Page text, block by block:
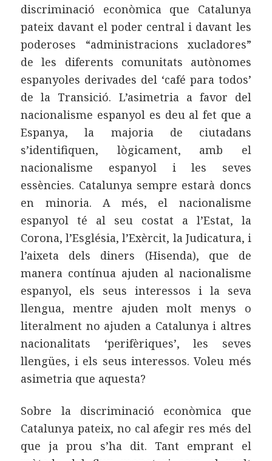
discriminació econòmica que Catalunya
pateix davant el poder central i davant les
poderoses “administracions xucladores”
de les diferents comunitats autònomes
espanyoles derivades del ‘café para todos’
de la Transició. L’asimetria a favor del
nacionalisme espanyol es deu al fet que a
Espanya, la majoria de ciutadans
s’identifiquen, lògicament, amb el
nacionalisme espanyol i les seves
essències. Catalunya sempre estarà doncs
en minoria. A més, el nacionalisme
espanyol té al seu costat a l’Estat, la
Corona, l’Església, l’Exèrcit, la Judicatura, i
l’aixeta dels diners (Hisenda), que de
manera contínua ajuden al nacionalisme
espanyol, els seus interessos i la seva
llengua, mentre ajuden molt menys o
literalment no ajuden a Catalunya i altres
nacionalitats ‘perifèriques’, les seves
llengües, i els seus interessos. Voleu més
asimetria que aquesta?
Sobre la discriminació econòmica que
Catalunya pateix, no cal afegir res més del
que ja prou s’ha dit. Tant emprant el